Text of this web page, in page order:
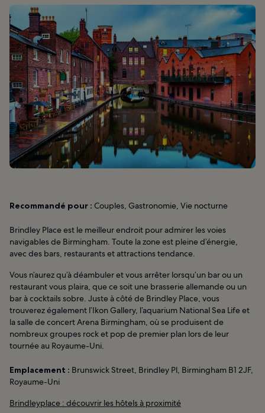
Recommandé pour : Couples, Gastronomie, Vie nocturne
Brindley Place est le meilleur endroit pour admirer les voies
navigables de Birmingham. Toute la zone est pleine d’énergie,
avec des bars, restaurants et attractions tendance.
Vous n’aurez qu’à déambuler et vous arrêter lorsqu’un bar ou un
restaurant vous plaira, que ce soit une brasserie allemande ou un
bar à cocktails sobre. Juste à côté de Brindley Place, vous
trouverez également l’Ikon Gallery, l’aquarium National Sea Life et
la salle de concert Arena Birmingham, où se produisent de
nombreux groupes rock et pop de premier plan lors de leur
tournée au Royaume-Uni.
Emplacement : Brunswick Street, Brindley Pl, Birmingham B1 2JF,
Royaume-Uni
Brindleyplace : découvrir les hôtels à proximité